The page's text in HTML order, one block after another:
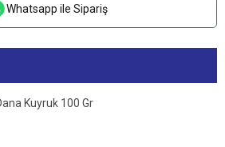
Whatsapp ile Sipariş
Kuyruk 100 Gr